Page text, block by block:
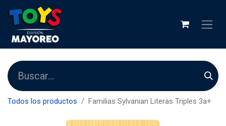
Todos los productos Familias Sylvanian Literas Triples 3a+